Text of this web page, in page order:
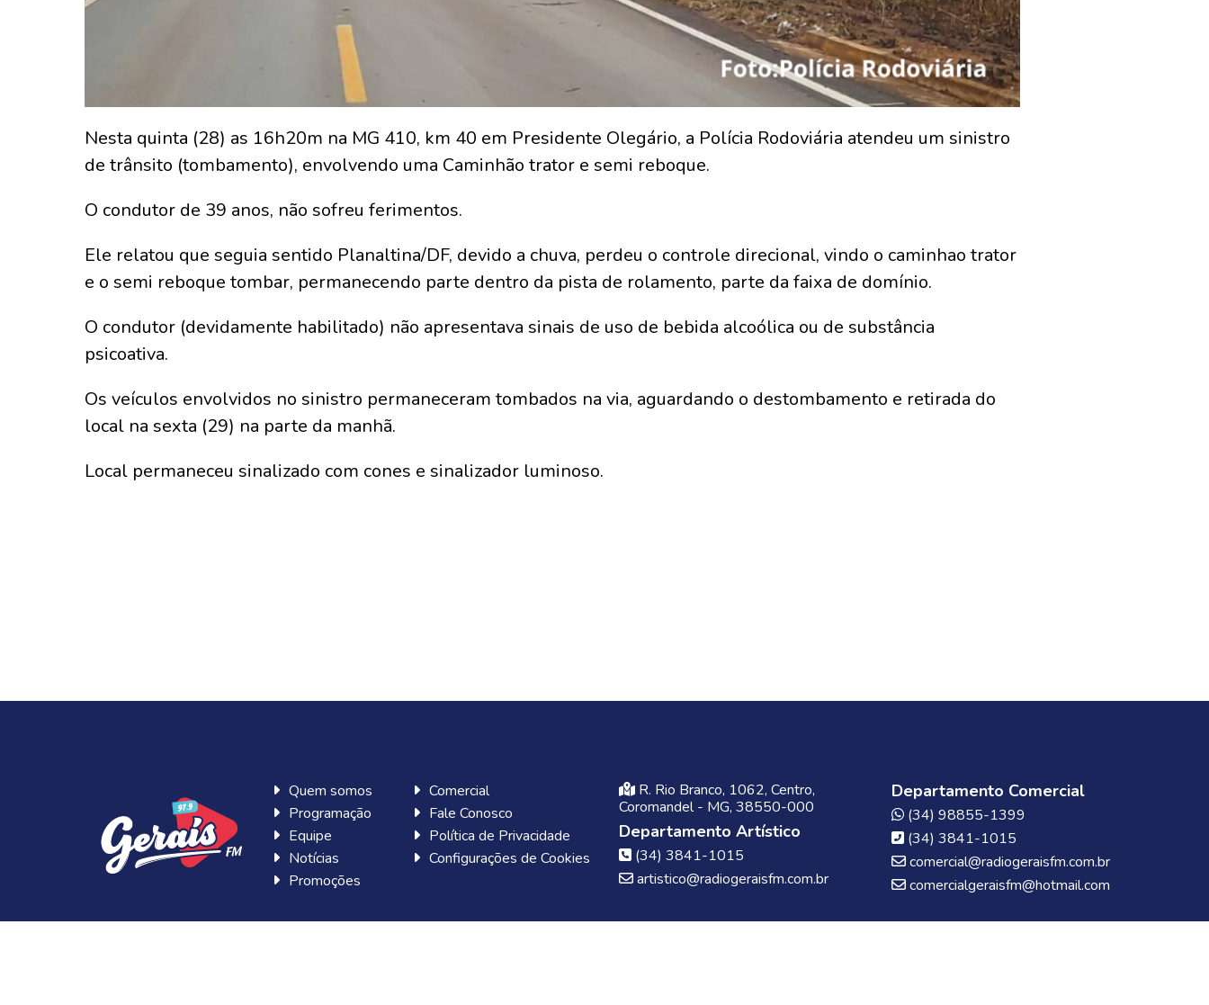
Nesta quinta (28) as 16h20m na MG 410, km 40 em Presidente Olegário, a Polícia Rodoviária atendeu um sinistro
de trânsito (tombamento), envolvendo uma Caminhão trator e semi reboque.
O condutor de 39 anos, não sofreu ferimentos.
Ele relatou que seguia sentido Planaltina/DF, devido a chuva, perdeu o controle direcional, vindo o caminhao trator
e o semi reboque tombar, permanecendo parte dentro da pista de rolamento, parte da faixa de domínio.
O condutor (devidamente habilitado) não apresentava sinais de uso de bebida alcoólica ou de substância
psicoativa.
Os veículos envolvidos no sinistro permaneceram tombados na via, aguardando o destombamento e retirada do
local na sexta (29) na parte da manhã.
Local permaneceu sinalizado com cones e sinalizador luminoso.
Quem somos
Programação
Equipe
Notícias
Promoções
Comercial
Fale Conosco
Política de Privacidade
Configurações de Cookies
R. Rio Branco, 1062, Centro,
Coromandel - MG, 38550-000
Departamento Artístico
(34) 3841-1015
artistico@radiogeraisfm.com.br
Departamento Comercial
(34) 98855-1399
(34) 3841-1015
comercial@radiogeraisfm.com.br
comercialgeraisfm@hotmail.com